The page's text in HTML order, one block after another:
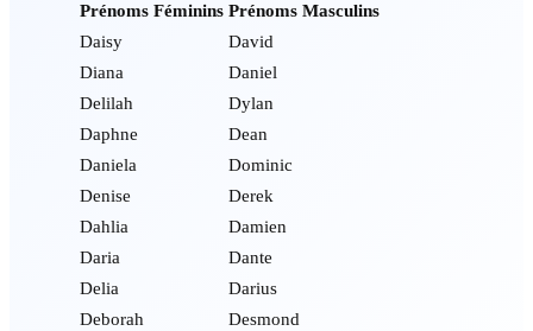
Prénoms Féminins Prénoms Masculins
Daisy
David
Diana
Daniel
Delilah
Dylan
Daphne
Dean
Daniela
Dominic
Denise
Derek
Dahlia
Damien
Daria
Dante
Delia
Darius
Deborah
Desmond